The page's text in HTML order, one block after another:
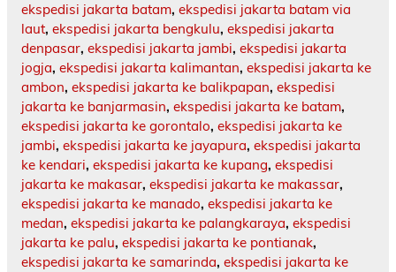
ekspedisi jakarta batam, ekspedisi jakarta batam via
laut, ekspedisi jakarta bengkulu, ekspedisi jakarta
denpasar, ekspedisi jakarta jambi, ekspedisi jakarta
jogja, ekspedisi jakarta kalimantan, ekspedisi jakarta ke
ambon, ekspedisi jakarta ke balikpapan, ekspedisi
jakarta ke banjarmasin, ekspedisi jakarta ke batam,
ekspedisi jakarta ke gorontalo, ekspedisi jakarta ke
jambi, ekspedisi jakarta ke jayapura, ekspedisi jakarta
ke kendari, ekspedisi jakarta ke kupang, ekspedisi
jakarta ke makasar, ekspedisi jakarta ke makassar,
ekspedisi jakarta ke manado, ekspedisi jakarta ke
medan, ekspedisi jakarta ke palangkaraya, ekspedisi
jakarta ke palu, ekspedisi jakarta ke pontianak,
ekspedisi jakarta ke samarinda, ekspedisi jakarta ke